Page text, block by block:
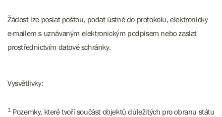
Žádost lze poslat poštou, podat ústně do protokolu, elektronicky
e-mailem s uznávaným elektronickým podpisem nebo zaslat
prostřednictvím datové schránky.
Vysvětlivky:
1Pozemky, které tvoří součást objektů důležitých pro obranu státu